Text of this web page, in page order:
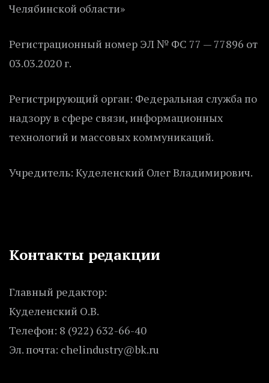
Челябинской области»
Регистрационный номер ЭЛ № ФС 77 — 77896 от
03.03.2020 г.
Регистрирующий орган: Федеральная служба по
надзору в сфере связи, информационных
технологий и массовых коммуникаций.
Учредитель: Куделенский Олег Владимирович.
Контакты редакции
Главный редактор:
Куделенский О.В.
Телефон: 8 (922) 632-66-40
Эл. почта: chelindustry@bk.ru